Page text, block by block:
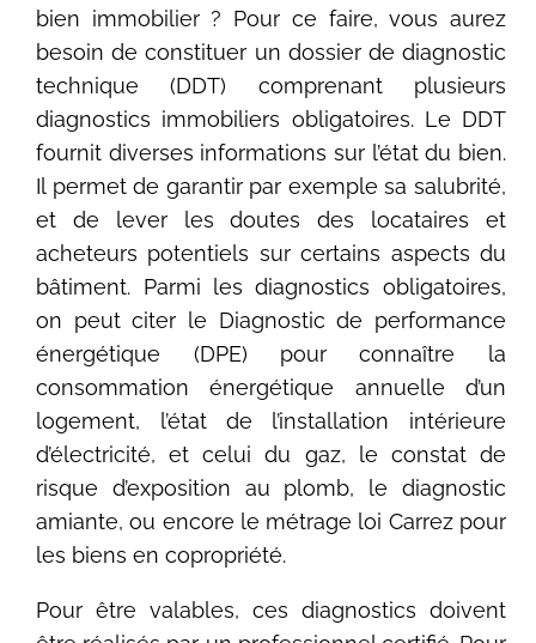
bien immobilier ? Pour ce faire, vous aurez
besoin de constituer un dossier de diagnostic
technique (DDT) comprenant plusieurs
diagnostics immobiliers obligatoires. Le DDT
fournit diverses informations sur l’état du bien.
Il permet de garantir par exemple sa salubrité,
et de lever les doutes des locataires et
acheteurs potentiels sur certains aspects du
bâtiment. Parmi les diagnostics obligatoires,
on peut citer le Diagnostic de performance
énergétique (DPE) pour connaître la
consommation énergétique annuelle d’un
logement, l’état de l’installation intérieure
d’électricité, et celui du gaz, le constat de
risque d’exposition au plomb, le diagnostic
amiante, ou encore le métrage loi Carrez pour
les biens en copropriété.
Pour être valables, ces diagnostics doivent